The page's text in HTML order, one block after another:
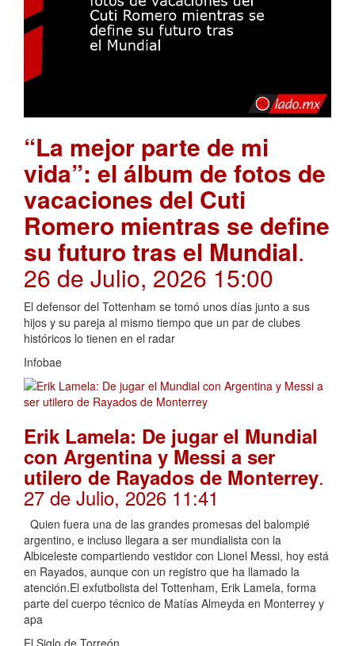
“La mejor parte de mi
vida”: el álbum de fotos de
vacaciones del Cuti
Romero mientras se define
su futuro tras el Mundial.
26 de Julio, 2026 15:00
El defensor del Tottenham se tomó unos días junto a sus
hijos y su pareja al mismo tiempo que un par de clubes
históricos lo tienen en el radar
Infobae
Erik Lamela: De jugar el Mundial
con Argentina y Messi a ser
utilero de Rayados de Monterrey.
27 de Julio, 2026 11:41
Quien fuera una de las grandes promesas del balompié
argentino, e incluso llegara a ser mundialista con la
Albiceleste compartiendo vestidor con Lionel Messi, hoy está
en Rayados, aunque con un registro que ha llamado la
atención.El exfutbolista del Tottenham, Erik Lamela, forma
parte del cuerpo técnico de Matías Almeyda en Monterrey y
apa
El Siglo de Torreón